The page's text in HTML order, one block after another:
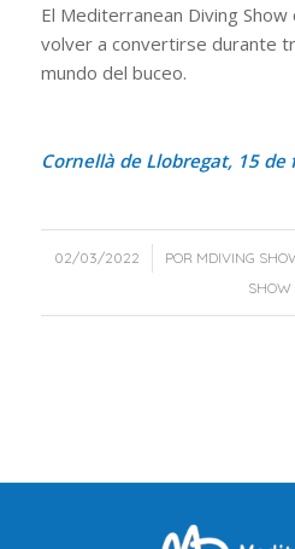
El Mediterranean Diving
volver a convertirse durante
mundo del buceo.
Cornellà de Llobregat, 15 de
02/03/2022
/ POR MDIVING
SHOW